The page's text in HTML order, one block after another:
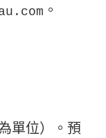
。
單位）。預